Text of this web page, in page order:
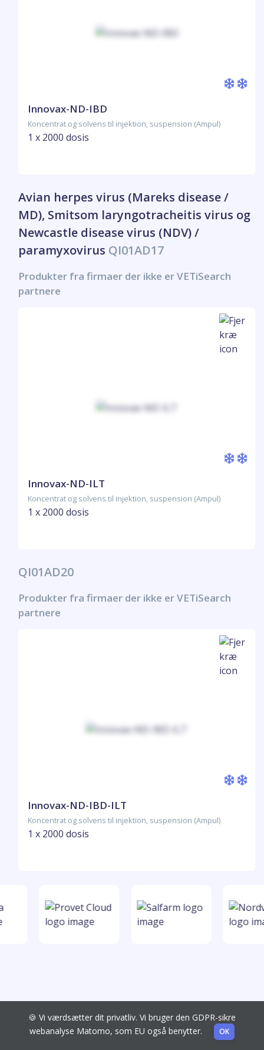
Innovax-ND-IBD
Koncentrat og solvens til injektion, suspension (Ampul)
1 x 2000 dosis
Avian herpes virus (Mareks disease /
MD), Smitsom laryngotracheitis virus og
Newcastle disease virus (NDV) /
paramyxovirus QI01AD17
Produkter fra firmaer der ikke er VETiSearch
partnere
Innovax-ND-ILT
Koncentrat og solvens til injektion, suspension (Ampul)
1 x 2000 dosis
QI01AD20
Produkter fra firmaer der ikke er VETiSearch
partnere
Innovax-ND-IBD-ILT
Koncentrat og solvens til injektion, suspension (Ampul)
1 x 2000 dosis
VETiSearch.dk overholder Bekendtgørelse om recepter og
🍪 Vi værdsætter dit privatliv. Vi bruger den GDPR-sikre
webanalyse Matomo, som EU også benytter.
OK